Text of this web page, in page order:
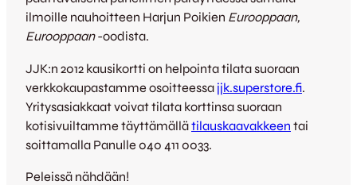
ilmoille nauhoitteen Harjun Poikien Eurooppaan,
Eurooppaan-oodista.
JJK:n 2012 kausikortti on helpointa tilata suoraan
verkkokaupastamme osoitteessa jjk.superstore.fi.
Yritysasiakkaat voivat tilata korttinsa suoraan
kotisivuiltamme täyttämällätilauskaavakkeen tai
soittamalla Panulle 040 411 0033.
Peleissä nähdään!